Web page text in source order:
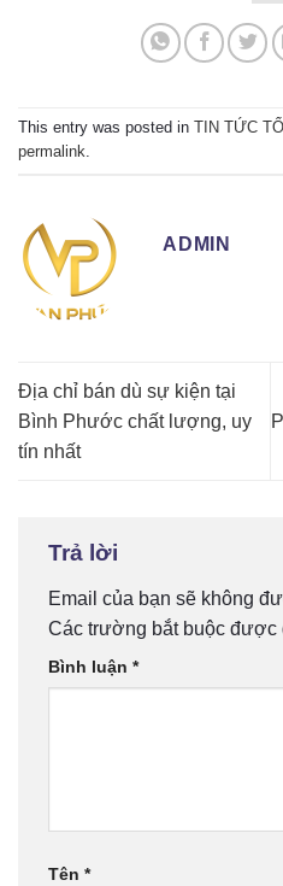
This entry was posted in TIN TỨC
permalink.
ADMIN
Địa chỉ bán dù sự kiện tại
Bình Phước chất lượng, uy
tín nhất
Trả lời
Email của bạn sẽ không
Các trường bắt buộc được
Bình luận *
Tên *